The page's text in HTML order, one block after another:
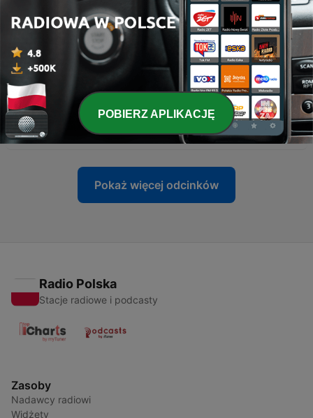
73 - 73. Alternatywa dla Swedex'a - łatwiej i szybciej?
72 - 72. Największe problemy językowe medyków
19 wrz 2025
71 - 71. Utbildningsmottagning - co to jest i jak tam się
dostać?
17 wrz 2025
Pokaż więcej odcinków
Radio Polska
Stacje radiowe i podcasty
Zasoby
Nadawcy radiowi
Widżety
POBIERZ APLIKACJĘ